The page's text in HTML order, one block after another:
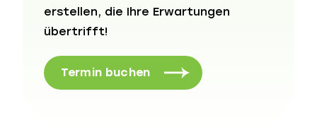
erstellen, die Ihre Erwartungen
übertrifft!
Termin buchen